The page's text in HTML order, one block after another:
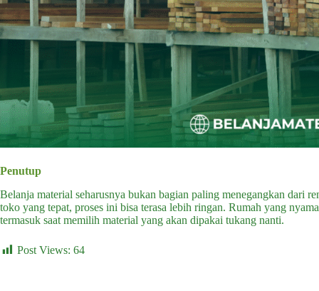
Penutup
Belanja material seharusnya bukan bagian paling menegangkan dari
toko yang tepat, proses ini bisa terasa lebih ringan. Rumah yang
termasuk saat memilih material yang akan dipakai tukang nanti.
Post Views: 64